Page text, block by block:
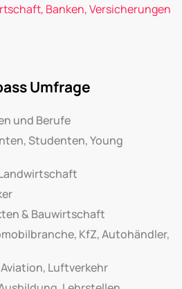
Banken, Versicherungen
Umfrage
und Berufe
Studenten, Young
& Bauwirtschaft
KfZ, Autohändler,
Luftverkehr